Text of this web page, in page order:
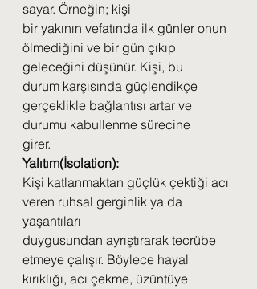
sayar. Örneğin; kişi
bir yakının vefatında ilk günler onun
ölmediğini ve bir gün çıkıp
geleceğini düşünür. Kişi, bu
durum karşısında güçlendikçe
gerçeklikle bağlantısı artar ve
durumu kabullenme sürecine
girer.
Yalıtım(İsolation):
Kişi katlanmaktan güçlük çektiği acı
veren ruhsal gerginlik ya da
yaşantıları
duygusundan ayrıştırarak tecrübe
etmeye çalışır. Böylece hayal
kırıklığı, acı çekme, üzüntüye